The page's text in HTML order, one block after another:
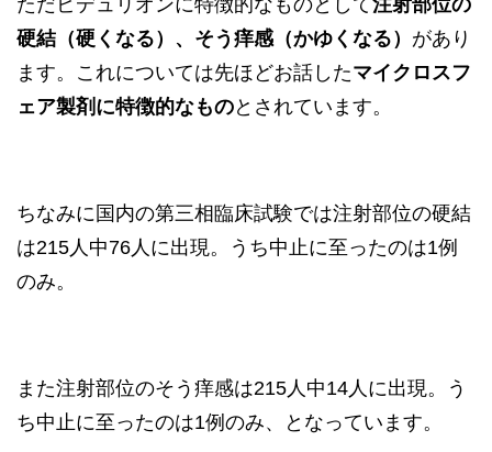
ただビデュリオンに特徴的なものとして 注射部位の
硬結（硬くなる）、そう痒感（かゆくなる） があり
ます。これについては先ほどお話したマイクロスフ
ェア製剤に特徴的なものとされています。
ちなみに国内の第三相臨床試験では注射部位の硬結
は215人中76人に出現。うち中止に至ったのは1例
のみ。
また注射部位のそう痒感は215人中14人に出現。う
ち中止に至ったのは1例のみ、となっています。